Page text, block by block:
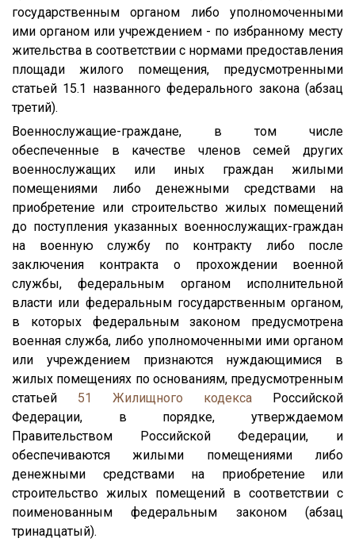
государственным органом либо уполномоченными
ими органом или учреждением - по избранному месту
жительства в соответствии с нормами предоставления
площади жилого помещения, предусмотренными
статьей 15.1 названного федерального закона (абзац
третий).
Военнослужащие-граждане, в том числе
обеспеченные в качестве членов семей других
военнослужащих или иных граждан жилыми
помещениями либо денежными средствами на
приобретение или строительство жилых помещений
до поступления указанных военнослужащих-граждан
на военную службу по контракту либо после
заключения контракта о прохождении военной
службы, федеральным органом исполнительной
власти или федеральным государственным органом,
в которых федеральным законом предусмотрена
военная служба, либо уполномоченными ими органом
или учреждением признаются нуждающимися в
жилых помещениях по основаниям, предусмотренным
статьей 51 Жилищного кодекса Российской
Федерации, в порядке, утверждаемом
Правительством Российской Федерации, и
обеспечиваются жилыми помещениями либо
денежными средствами на приобретение или
строительство жилых помещений в соответствии с
поименованным федеральным законом (абзац
тринадцатый).